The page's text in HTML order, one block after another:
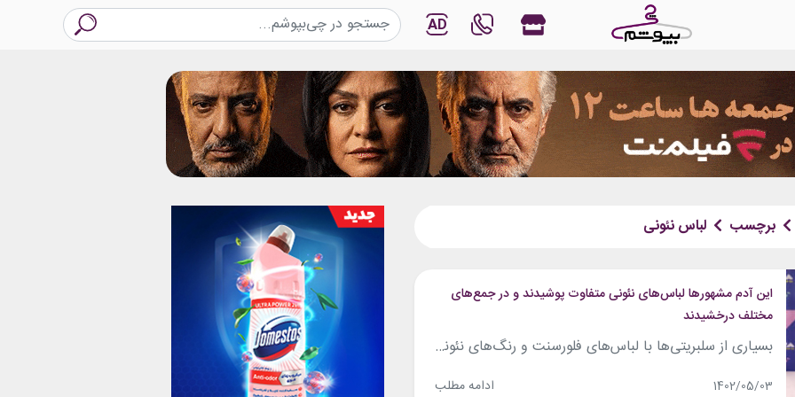
AD
برچسب لباس نئونی
این آدم مشهورها لباس‌های نئونی متفاوت پوشیدند و در جمع‎های
مختلف درخشیدند
بسیاری از سلبریتی‌ها با لباس‌های فلورسنت و رنگ‌های نئونی، استایل‌های جالب توجه و خیره‌کننده‌ای را برای خود ایجاد می‌کنند. رنگ‌های نئونی هم در استایل‌های رسمی و هم در استایل‌های خیابانی سلبریتی‌ها دیده می‌شود. شما نیز می‌توانید از این استایل‌های جذاب و رنگ‌های خاص الهام گرفته و استایل خود را ایجاد کنید. در این مطلب نگاهی...
1402/05/03 ادامه مطلب